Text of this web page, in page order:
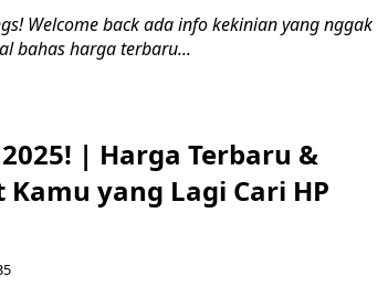
Welcome back ada info kekinian yang nggak
bahas harga terbaru...
| Harga Terbaru &
yang Lagi Cari HP